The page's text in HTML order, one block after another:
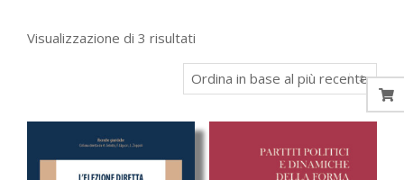
Visualizzazione di 3 risultati
in
base
più